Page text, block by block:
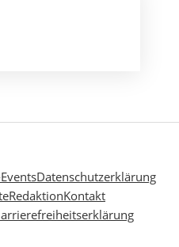
Datenschutzerklärung
RedaktionKontakt